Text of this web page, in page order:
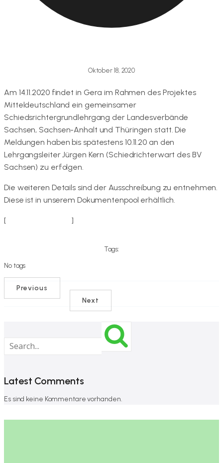
Oktober 18, 2020
Am 14.11.2020 findet in Gera im Rahmen des Projektes
Mitteldeutschland ein gemeinsamer
Schiedsrichtergrundlehrgang der Landesverbände
Sachsen, Sachsen-Anhalt und Thüringen statt. Die
Meldungen haben bis spätestens 10.11.20 an den
Lehrgangsleiter Jürgen Kern (Schiedrichterwart des BV
Sachsen) zu erfolgen.
Die weiteren Details sind der Ausschreibung zu entnehmen.
Diese ist in unserem Dokumentenpool erhältlich.
[zur Ausschreibung]
Tags:
No tags
Previous
Next
Latest Comments
Es sind keine Kommentare vorhanden.